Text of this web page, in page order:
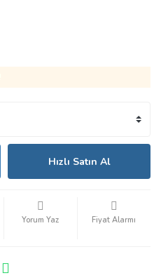
Hızlı Satın Al
Yorum Yaz Fiyat Alarmı